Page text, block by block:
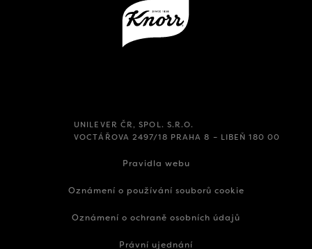
UNILEVER ČR, SPOL. S.R.O.
VOCTÁŘOVA 2497/18 PRAHA 8 – LIBEŇ 180 00
Pravidla webu
Oznámení o používání souborů cookie
Oznámení o ochraně osobních údajů
Právní ujednání